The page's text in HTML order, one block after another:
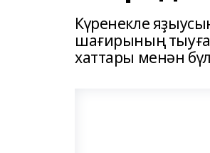
Күренекле
шағирының
хаттары менән